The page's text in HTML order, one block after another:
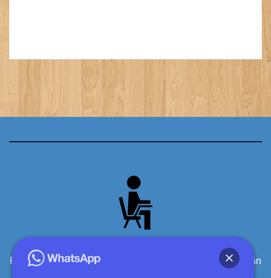
Produsen Meja Kursi Siswa Sekolah Kayu Berkualitas dan